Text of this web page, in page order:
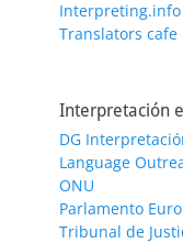
Interpreting.info
Translators cafe
Interpretación
DG
Language
ONU
Parlamento
Tribunal de